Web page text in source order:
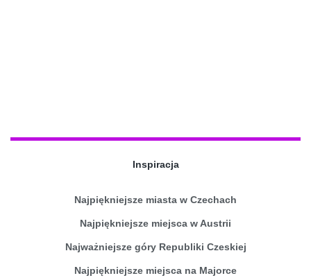
Inspiracja
Najpiękniejsze miasta w Czechach
Najpiękniejsze miejsca w Austrii
Najważniejsze góry Republiki Czeskiej
Najpiękniejsze miejsca na Majorce